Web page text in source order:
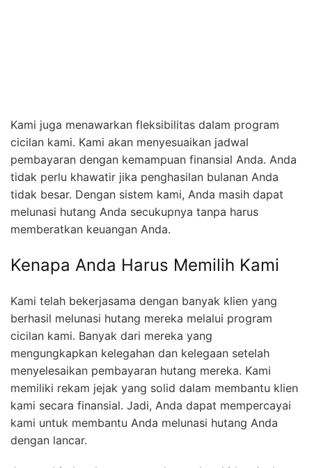
Kami juga menawarkan fleksibilitas dalam program
cicilan kami. Kami akan menyesuaikan jadwal
pembayaran dengan kemampuan finansial Anda. Anda
tidak perlu khawatir jika penghasilan bulanan Anda
tidak besar. Dengan sistem kami, Anda masih dapat
melunasi hutang Anda secukupnya tanpa harus
memberatkan keuangan Anda.
Kenapa Anda Harus Memilih Kami
Kami telah bekerjasama dengan banyak klien yang
berhasil melunasi hutang mereka melalui program
cicilan kami. Banyak dari mereka yang
mengungkapkan kelegahan dan kelegaan setelah
menyelesaikan pembayaran hutang mereka. Kami
memiliki rekam jejak yang solid dalam membantu klien
kami secara finansial. Jadi, Anda dapat mempercayai
kami untuk membantu Anda melunasi hutang Anda
dengan lancar.